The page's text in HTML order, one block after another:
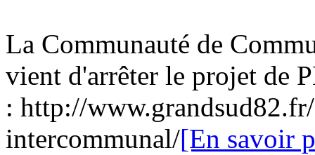
La Communauté de
vient d'arrêter le projet de
: http://
intercommunal/[En savoir